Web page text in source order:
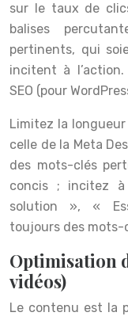
sur le taux de
balises
pertinents, qui
incitent à
SEO (pour
Limitez la
celle de la Meta
des mots-clés
concis ; incitez
solution », «
toujours des mots-
Optimisation
vidéos)
Le contenu est la